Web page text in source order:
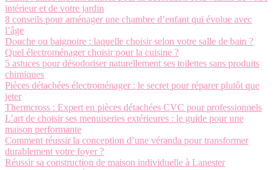
intérieur et de votre jardin
8 conseils pour aménager une chambre d’enfant qui évolue avec
l’âge
Douche ou baignoire : laquelle choisir selon votre salle de bain ?
Quel électroménager choisir pour la cuisine ?
5 astuces pour désodoriser naturellement ses toilettes sans produits
chimiques
Pièces détachées électroménager : le secret pour réparer plutôt que
jeter
Thermcross : Expert en pièces détachées CVC pour professionnels
L’art de choisir ses menuiseries extérieures : le guide pour une
maison performante
Comment réussir la conception d’une véranda pour transformer
durablement votre foyer ?
Réussir sa construction de maison individuelle à Lanester